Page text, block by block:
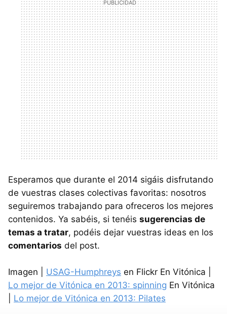
Esperamos que durante el 2014 sigáis disfrutando
de vuestras clases colectivas favoritas: nosotros
seguiremos trabajando para ofreceros los mejores
contenidos. Ya sabéis, si tenéis sugerencias de
temas a tratar, podéis dejar vuestras ideas en los
comentarios del post.
Imagen | USAG-Humphreys en Flickr En Vitónica |
Lo mejor de Vitónica en 2013: spinning En Vitónica
Lo mejor de Vitónica en 2013: Pilates